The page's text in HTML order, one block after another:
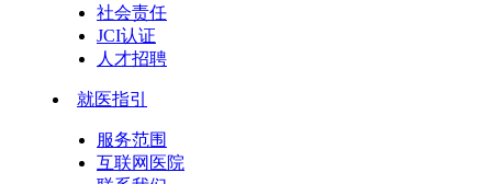
社会责任
JCI认证
人才招聘
就医指引
服务范围
互联网医院